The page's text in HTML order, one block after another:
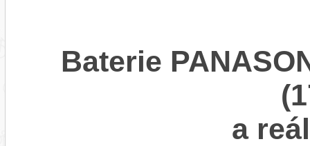
Baterie
a